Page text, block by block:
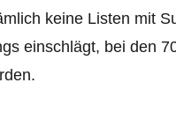
keine Listen mit
einschlägt, bei den